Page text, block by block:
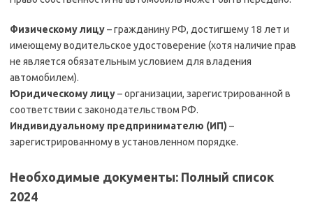
Физическому лицу– гражданину РФ, достигшему 18 лет и
имеющему водительское удостоверение (хотя наличие прав
не является обязательным условием для владения
автомобилем).
Юридическому лицу– организации, зарегистрированной в
соответствии с законодательством РФ.
Индивидуальному предпринимателю (ИП) –
зарегистрированному в установленном порядке.
Необходимые документы: Полный список
2024